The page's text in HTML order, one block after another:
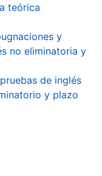
teórica
y
no eliminatoria y
de inglés
y plazo